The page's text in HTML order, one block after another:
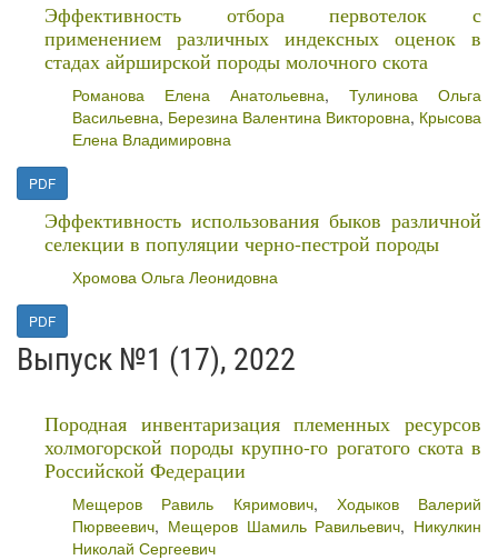
Эффективность отбора первотелок с
применением различных индексных оценок в
стадах айрширской породы молочного скота
Романова Елена Анатольевна, Тулинова Ольга
Васильевна, Березина Валентина Викторовна, Крысова
Елена Владимировна
PDF
Эффективность использования быков различной
селекции в популяции черно-пестрой породы
Хромова Ольга Леонидовна
PDF
Выпуск №1 (17), 2022
Породная инвентаризация племенных ресурсов
холмогорской породы крупно-го рогатого скота в
Российской Федерации
Мещеров Равиль Кяримович, Ходыков Валерий
Пюрвеевич, Мещеров Шамиль Равильевич, Никулкин
Николай Сергеевич